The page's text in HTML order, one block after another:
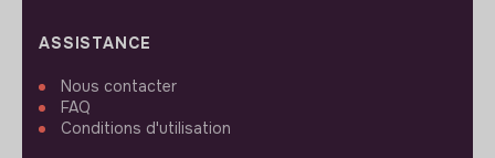
ASSISTANCE
Nous contacter
FAQ
Conditions d'utilisation